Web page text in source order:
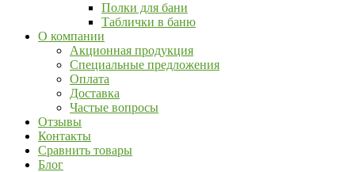
Полки для бани
Таблички в баню
О компании
Акционная продукция
Специальные предложения
Оплата
Доставка
Частые вопросы
Отзывы
Контакты
Сравнить товары
Блог